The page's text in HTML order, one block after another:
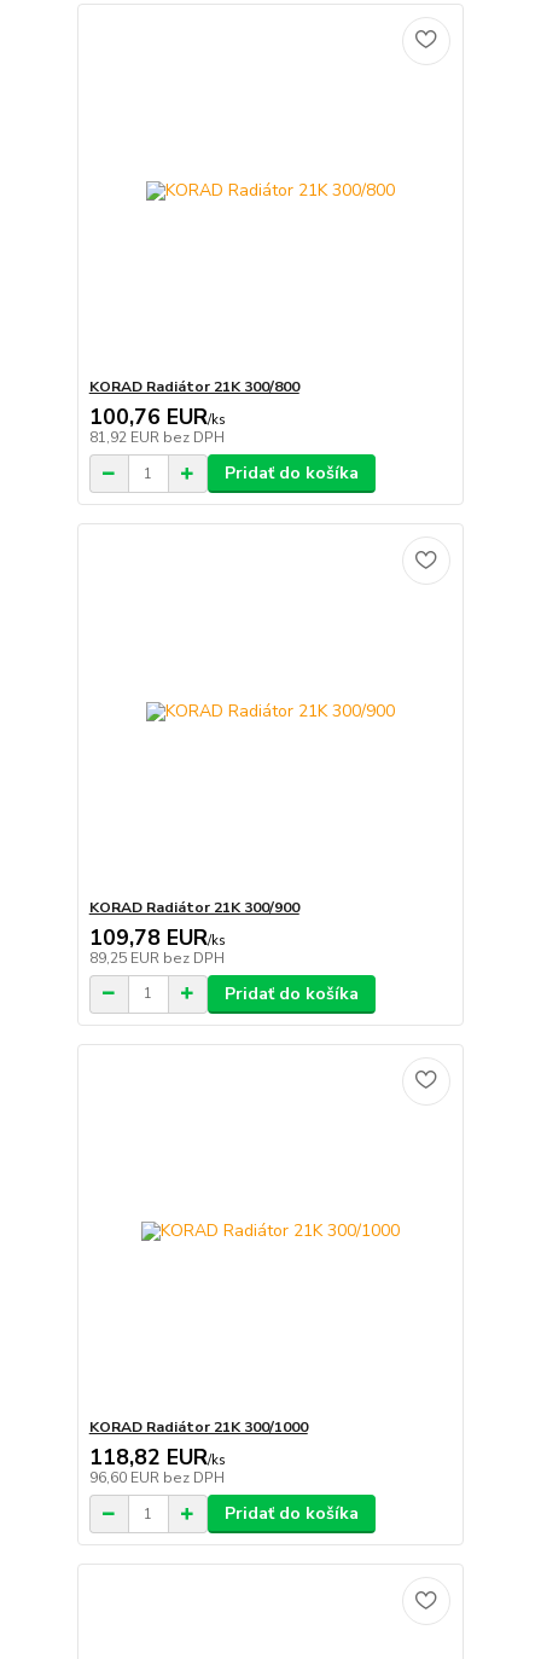
KORAD Radiátor 21K 300/800
100,76 EUR/ks
81,92 EUR bez DPH
Pridať do košíka
KORAD Radiátor 21K 300/900
109,78 EUR/ks
89,25 EUR bez DPH
Pridať do košíka
KORAD Radiátor 21K 300/1000
118,82 EUR/ks
96,60 EUR bez DPH
Pridať do košíka